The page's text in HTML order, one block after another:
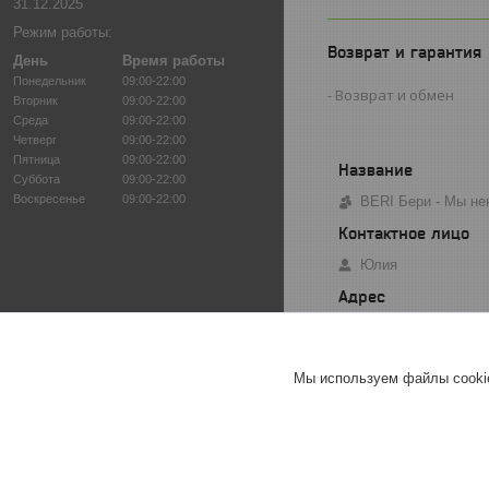
31.12.2025
Режим работы:
День
Время работы
Понедельник
09:00-22:00
Вторник
09:00-22:00
Среда
09:00-22:00
Четверг
09:00-22:00
Пятница
09:00-22:00
Суббота
09:00-22:00
Воскресенье
09:00-22:00
Возврат и гарантия
Возврат и обмен
BERI Бери - Мы
Юлия
Мы используем файлы